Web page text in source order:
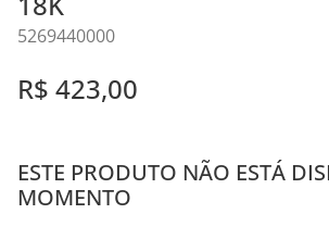
5269440000
R$ 423,00
ESTE PRODUTO NÃO ESTÁ
MOMENTO